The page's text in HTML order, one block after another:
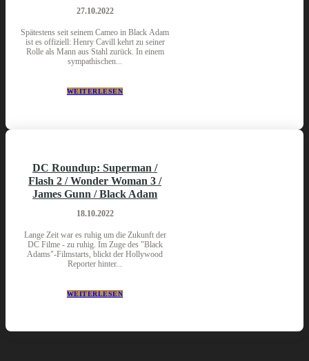
27.10.2022
Spätestens seit seinem Cameo in Black Adam
ist es offiziell: Henry Cavill kehrt zu seiner
Rolle als Mann aus Stahl zurück. In einem
sympathischen...
WEITERLESEN
DC Roundup: Superman /
Flash 2 / Wonder Woman 3 /
James Gunn / Black Adam
18.10.2022
Lange Zeit war es ruhig um die Zukunft der
DC Filme - zu ruhig. Im Zuge des "Black
Adams"-Filmstarts, blickt der Hollywood
Reporter hinter...
WEITERLESEN